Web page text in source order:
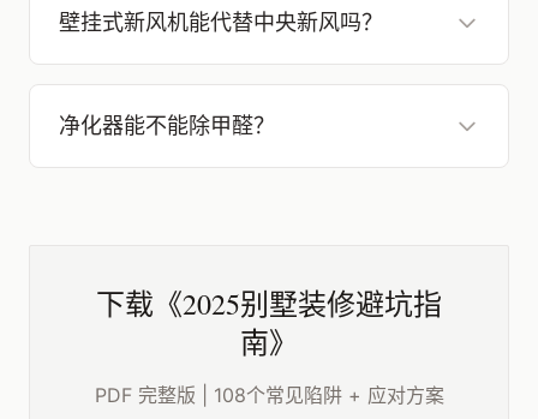
壁挂式新风机能代替中央新风吗？
净化器能不能除甲醛？
下载《2025别墅装修避坑指
南》
PDF 完整版 | 108个常见陷阱 + 应对方案